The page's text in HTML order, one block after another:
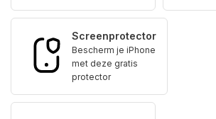
Screenprotector
Bescherm je iPhone
met deze gratis
protector